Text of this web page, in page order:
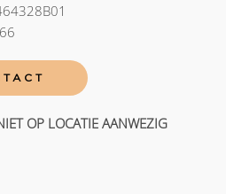
OP LOCATIE AANWEZIG